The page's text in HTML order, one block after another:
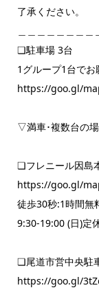
了承ください。
❏駐車場 3台
1グループ1台でお
https://goo.gl/
▽満車･複数台の
❏フレニール因島
https://goo.gl/
徒歩30秒:1時間無
9:30‐19:00 (日)定
❏尾道市営中央駐
https://goo.gl/